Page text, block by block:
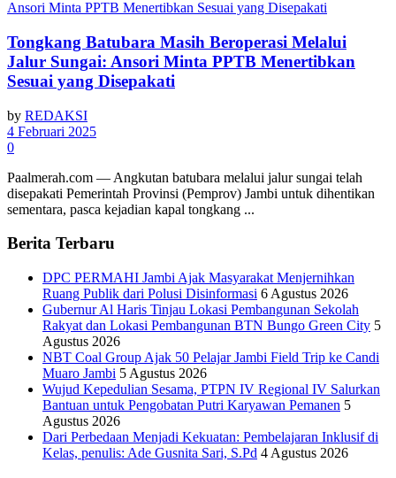
Tongkang Batubara Masih Beroperasi Melalui
Jalur Sungai: Ansori Minta PPTB Menertibkan
Sesuai yang Disepakati
by REDAKSI
4 Februari 2025
0
Paalmerah.com — Angkutan batubara melalui jalur sungai telah
disepakati Pemerintah Provinsi (Pemprov) Jambi untuk dihentikan
sementara, pasca kejadian kapal tongkang ...
Berita Terbaru
DPC PERMAHI Jambi Ajak Masyarakat Menjernihkan
Ruang Publik dari Polusi Disinformasi 6 Agustus 2026
Gubernur Al Haris Tinjau Lokasi Pembangunan Sekolah
Rakyat dan Lokasi Pembangunan BTN Bungo Green City 5
Agustus 2026
NBT Coal Group Ajak 50 Pelajar Jambi Field Trip ke Candi
Muaro Jambi 5 Agustus 2026
Wujud Kepedulian Sesama, PTPN IV Regional IV Salurkan
Bantuan untuk Pengobatan Putri Karyawan Pemanen 5
Agustus 2026
Dari Perbedaan Menjadi Kekuatan: Pembelajaran Inklusif di
Kelas, penulis: Ade Gusnita Sari, S.Pd 4 Agustus 2026